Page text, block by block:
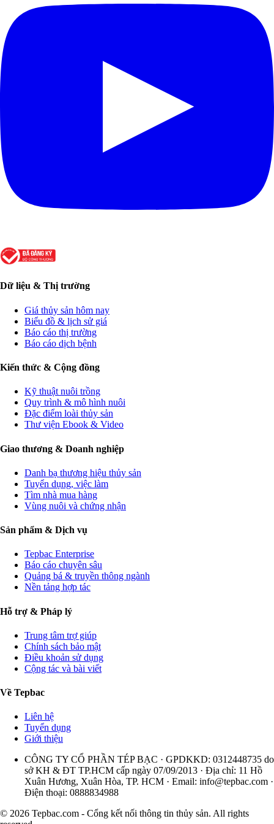
Dữ liệu & Thị trường
Giá thủy sản hôm nay
Biểu đồ & lịch sử giá
Báo cáo thị trường
Báo cáo dịch bệnh
Kiến thức & Cộng đồng
Kỹ thuật nuôi trồng
Quy trình & mô hình nuôi
Đặc điểm loài thủy sản
Thư viện Ebook & Video
Giao thương & Doanh nghiệp
Danh bạ thương hiệu thủy sản
Tuyển dụng, việc làm
Tìm nhà mua hàng
Vùng nuôi và chứng nhận
Sản phẩm & Dịch vụ
Tepbac Enterprise
Báo cáo chuyên sâu
Quảng bá & truyền thông ngành
Nền tảng hợp tác
Hỗ trợ & Pháp lý
Trung tâm trợ giúp
Chính sách bảo mật
Điều khoản sử dụng
Cộng tác và bài viết
Về Tepbac
Liên hệ
Tuyển dụng
Giới thiệu
CÔNG TY CỔ PHẦN TÉP BẠC · GPDKKD: 0312448735 do
sở KH & ĐT TP.HCM cấp ngày 07/09/2013 · Địa chỉ: 11 Hồ
Xuân Hương, Xuân Hòa, TP. HCM · Email: info@tepbac.com ·
Điện thoại: 0888834988
© 2026 Tepbac.com - Cổng kết nối thông tin thủy sản. All rights